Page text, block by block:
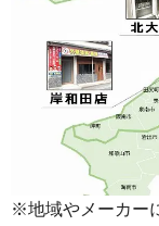
※地域やメーカー